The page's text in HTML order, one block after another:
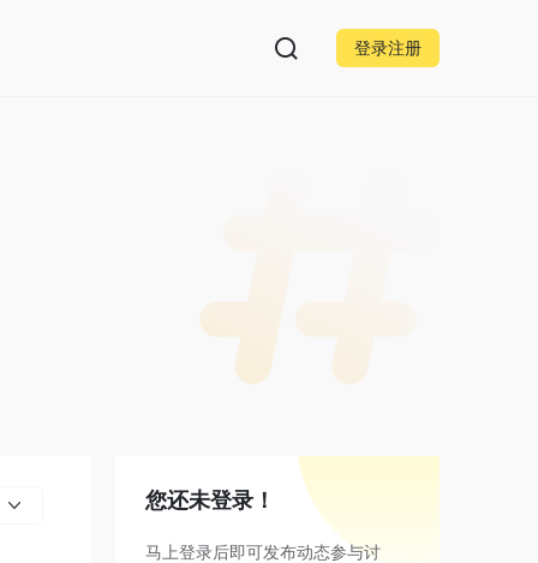
登录注册
您还未登录！
马上登录后即可发布动态参与讨